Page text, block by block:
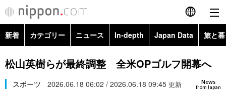
English
简体字
繁體字
新着 カテゴリー ニュース In-depth Japan Data 旅と
政治・外交
経済・ビジネス
Topics
Images
松山英樹らが最終調整 全米OPゴルフ開幕へ
News
from Japan
スポーツ 2026.06.18 06:02 / 2026.06.18 09:45 更新